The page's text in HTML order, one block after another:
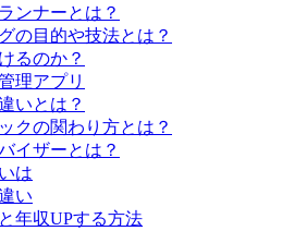
ンナーとは？
の目的や技法とは？
るのか？
理アプリ
いとは？
クの関わり方とは？
イザーとは？
は
い
年収UPする方法